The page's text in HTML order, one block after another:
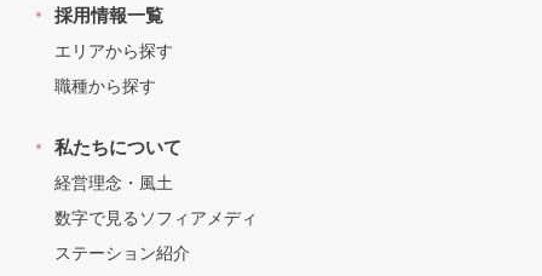
採用情報一覧
エリアから探す
職種から探す
私たちについて
経営理念・風土
数字で見るソフィアメディ
ステーション紹介